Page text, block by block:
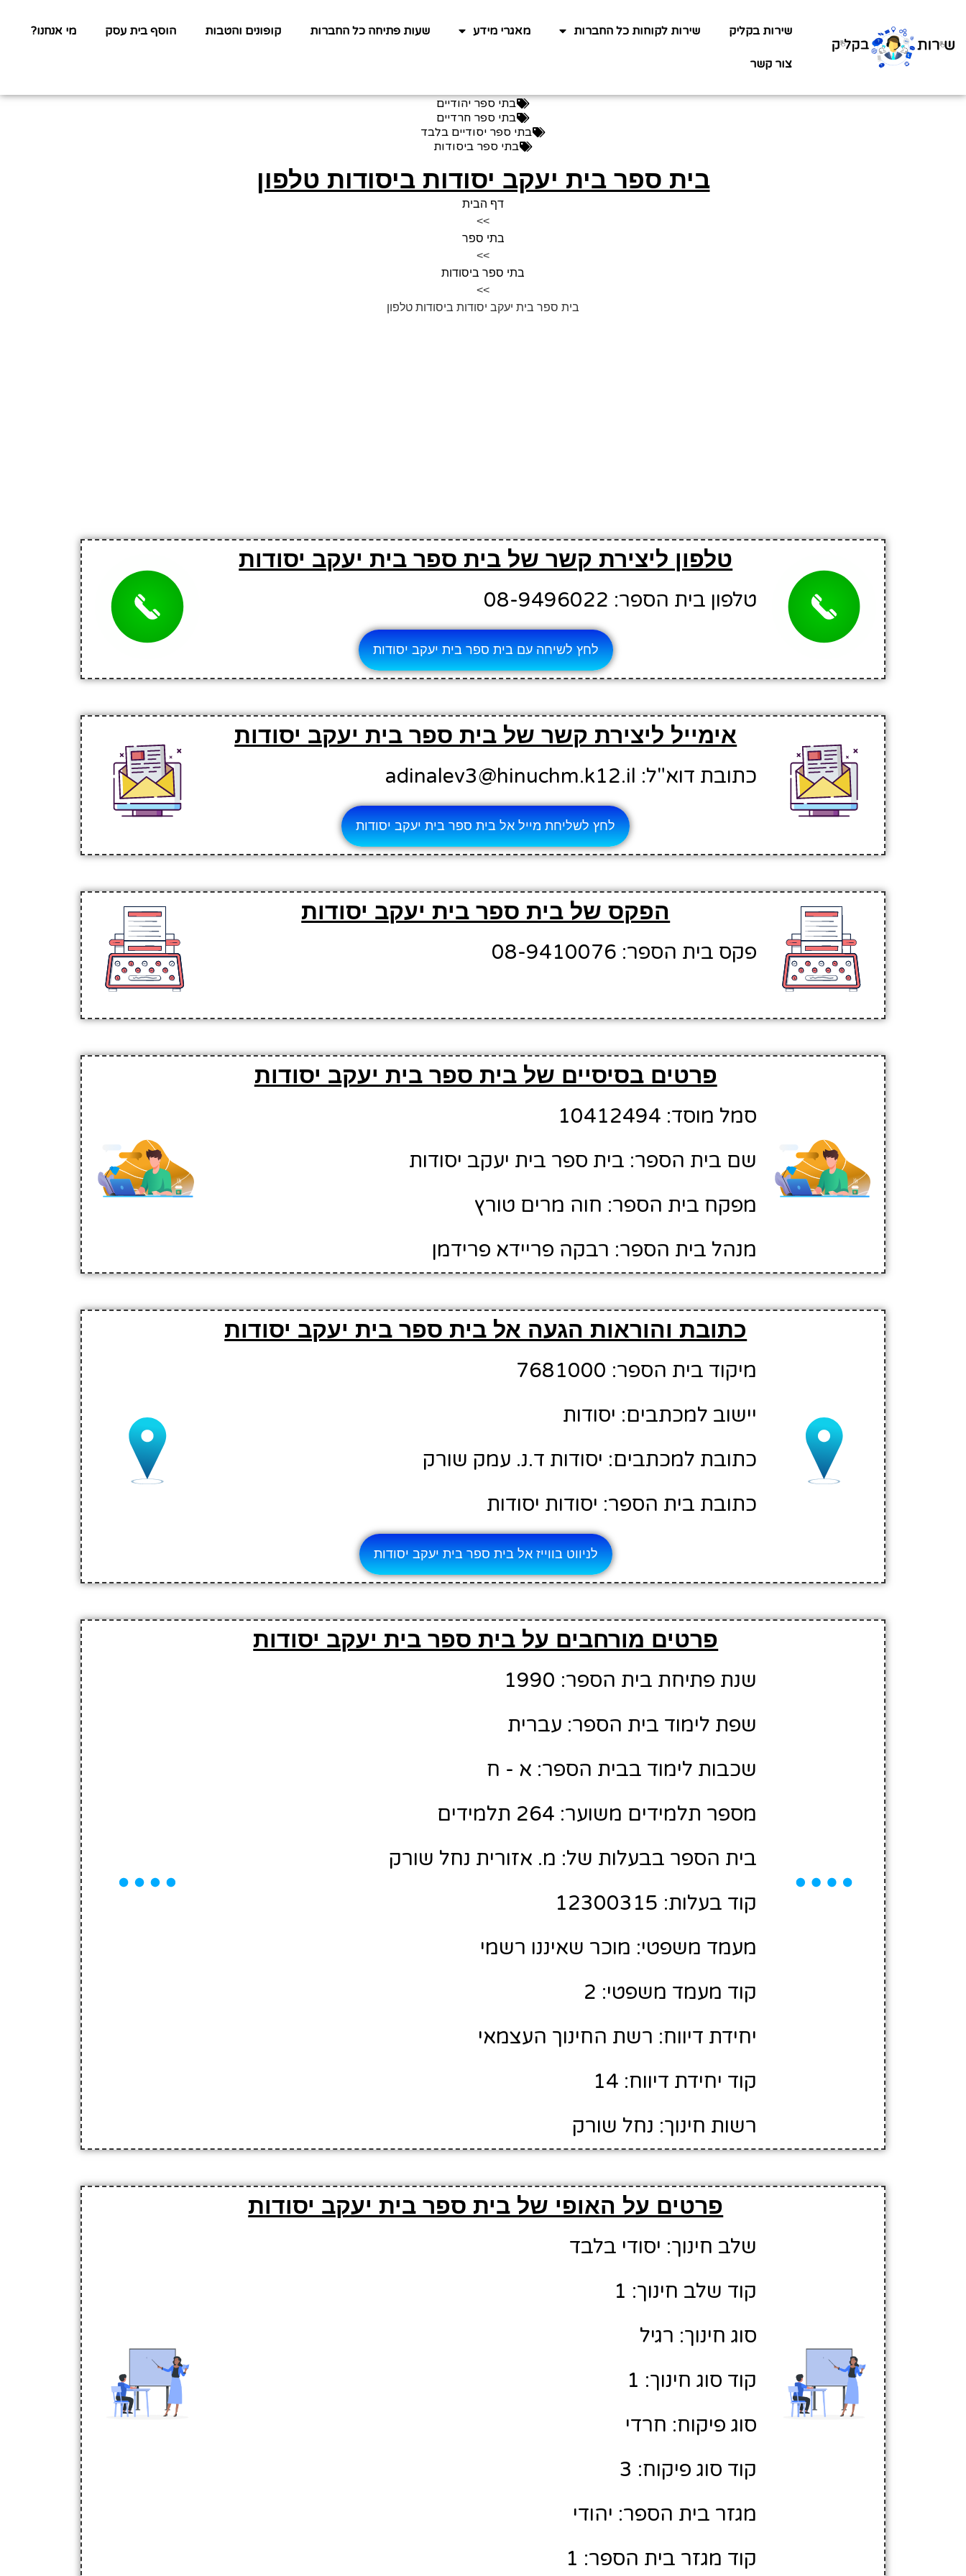
שירות בקליק שירות לקוחות כל החברות מאגרי מידע שעות פתיחה כל החברות קופונים והטבות הוסף בית עסק מי אנחנו?
צור קשר
בתי ספר יהודיים
בתי ספר חרדיים
בתי ספר יסודיים בלבד
בתי ספר ביסודות
בית ספר בית יעקב יסודות ביסודות טלפון
דף הבית
>>
בתי ספר
>>
בתי ספר ביסודות
>>
בית ספר בית יעקב יסודות ביסודות טלפון
טלפון ליצירת קשר של בית ספר בית יעקב יסודות
טלפון בית הספר: 08-9496022
לחץ לשיחה עם בית ספר בית יעקב יסודות
אימייל ליצירת קשר של בית ספר בית יעקב יסודות
כתובת דוא"ל: adinalev3@hinuchm.k12.il
לחץ לשליחת מייל אל בית ספר בית יעקב יסודות
הפקס של בית ספר בית יעקב יסודות
פקס בית הספר: 08-9410076
פרטים בסיסיים של בית ספר בית יעקב יסודות
סמל מוסד: 10412494
שם בית הספר: בית ספר בית יעקב יסודות
מפקח בית הספר: חוה מרים טורץ
מנהל בית הספר: רבקה פריידא פרידמן
כתובת והוראות הגעה אל בית ספר בית יעקב יסודות
מיקוד בית הספר: 7681000
יישוב למכתבים: יסודות
כתובת למכתבים: יסודות ד.נ. עמק שורק
כתובת בית הספר: יסודות יסודות
לניווט בווייז אל בית ספר בית יעקב יסודות
פרטים מורחבים על בית ספר בית יעקב יסודות
שנת פתיחת בית הספר: 1990
שפת לימוד בית הספר: עברית
שכבות לימוד בבית הספר: א - ח
מספר תלמידים משוער: 264 תלמידים
בית הספר בבעלות של: מ. אזורית נחל שורק
קוד בעלות: 12300315
מעמד משפטי: מוכר שאיננו רשמי
קוד מעמד משפטי: 2
יחידת דיווח: רשת החינוך העצמאי
קוד יחידת דיווח: 14
רשות חינוך: נחל שורק
פרטים על האופי של בית ספר בית יעקב יסודות
שלב חינוך: יסודי בלבד
קוד שלב חינוך: 1
סוג חינוך: רגיל
קוד סוג חינוך: 1
סוג פיקוח: חרדי
קוד סוג פיקוח: 3
מגזר בית הספר: יהודי
קוד מגזר בית הספר: 1